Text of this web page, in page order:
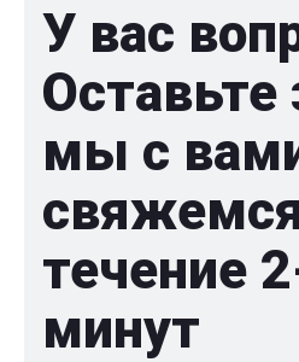
У вас
Оставьте
мы с
течение
минут